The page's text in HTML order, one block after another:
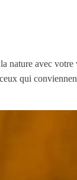
avec
qui